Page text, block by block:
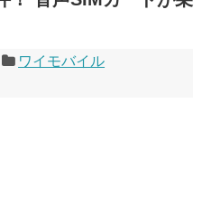
ワイモバイル